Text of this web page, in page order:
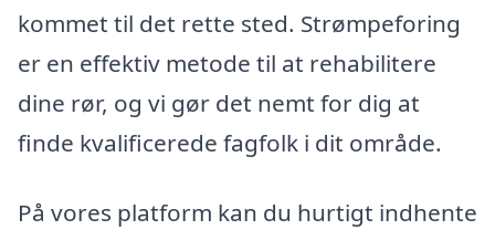
kommet til det rette sted. Strømpeforing
er en effektiv metode til at rehabilitere
dine rør, og vi gør det nemt for dig at
finde kvalificerede fagfolk i dit område.
På vores platform kan du hurtigt indhente